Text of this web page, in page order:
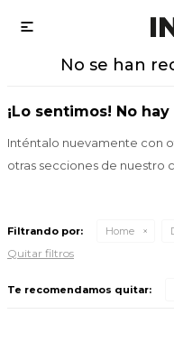

No se han
¡Lo sentimos! No
Inténtalo nuevamente con
otras secciones de nuestro
Filtrando por: Home
Quitar filtros
Te recomendamos quitar: